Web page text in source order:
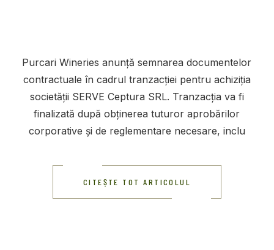
Purcari Wineries anunță semnarea documentelor
contractuale în cadrul tranzacției pentru achiziția
societății SERVE Ceptura SRL. Tranzacția va fi
finalizată după obținerea tuturor aprobărilor
corporative și de reglementare necesare, inclu
CITEȘTE TOT ARTICOLUL